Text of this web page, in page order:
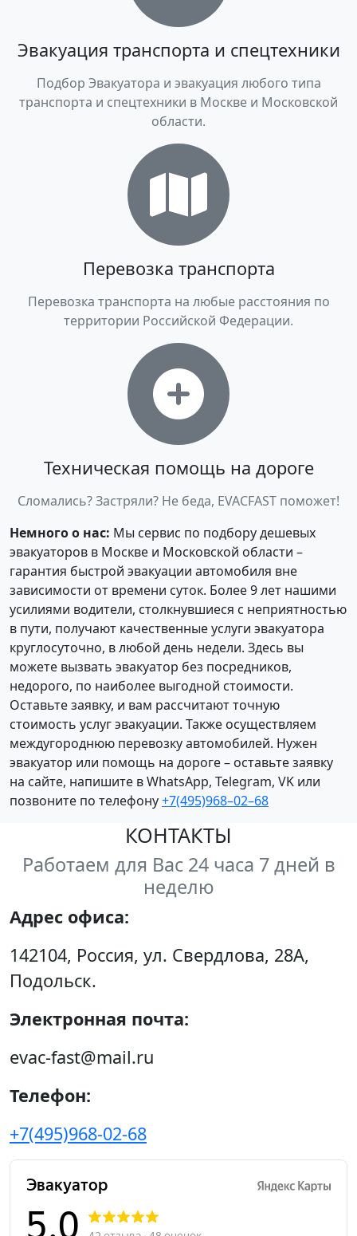
Эвакуация транспорта и спецтехники
Подбор Эвакуатора и эвакуация любого типа
транспорта и спецтехники в Москве и Московской
области.
Перевозка транспорта
Перевозка транспорта на любые расстояния по
территории Российской Федерации.
Техническая помощь на дороге
Сломались? Застряли? Не беда, EVACFAST поможет!
Немного о нас: Мы сервис по подбору дешевых
эвакуаторов в Москве и Московской области –
гарантия быстрой эвакуации автомобиля вне
зависимости от времени суток. Более 9 лет нашими
усилиями водители, столкнувшиеся с неприятностью
в пути, получают качественные услуги эвакуатора
круглосуточно, в любой день недели. Здесь вы
можете вызвать эвакуатор без посредников,
недорого, по наиболее выгодной стоимости.
Оставьте заявку, и вам рассчитают точную
стоимость услуг эвакуации. Также осуществляем
междугороднюю перевозку автомобилей. Нужен
эвакуатор или помощь на дороге – оставьте заявку
на сайте, напишите в WhatsApp, Telegram, VK или
позвоните по телефону+7(495)968–02–68
КОНТАКТЫ
Работаем для Вас 24 часа 7 дней в
неделю
Адрес офиса:
142104, Россия, ул. Свердлова, 28А,
Подольск.
Электронная почта:
evac-fast@mail.ru
Телефон:
+7(495)968-02-68